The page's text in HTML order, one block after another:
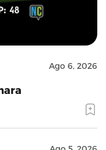
Ago 6, 2026